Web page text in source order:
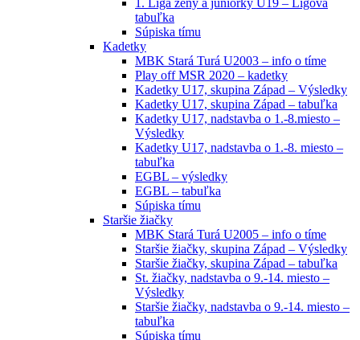
tabuľka
Súpiska tímu
Kadetky
MBK Stará Turá U2003 – info o tíme
Play off MSR 2020 – kadetky
Kadetky U17, skupina Západ – Výsledky
Kadetky U17, skupina Západ – tabuľka
Kadetky U17, nadstavba o 1.-8.miesto –
Výsledky
Kadetky U17, nadstavba o 1.-8. miesto –
tabuľka
EGBL – výsledky
EGBL – tabuľka
Súpiska tímu
Staršie žiačky
MBK Stará Turá U2005 – info o tíme
Staršie žiačky, skupina Západ – Výsledky
Staršie žiačky, skupina Západ – tabuľka
St. žiačky, nadstavba o 9.-14. miesto –
Výsledky
Staršie žiačky, nadstavba o 9.-14. miesto –
tabuľka
Súpiska tímu